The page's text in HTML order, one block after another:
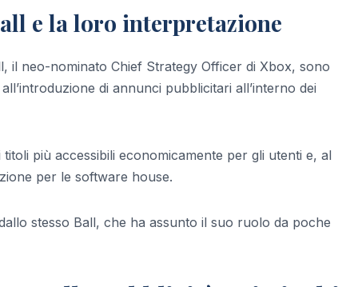
e la loro interpretazione
il neo-nominato Chief Strategy Officer di Xbox, sono
di annunci pubblicitari all’interno dei
più accessibili economicamente per gli utenti e, al
per le software house.
stesso Ball, che ha assunto il suo ruolo da poche